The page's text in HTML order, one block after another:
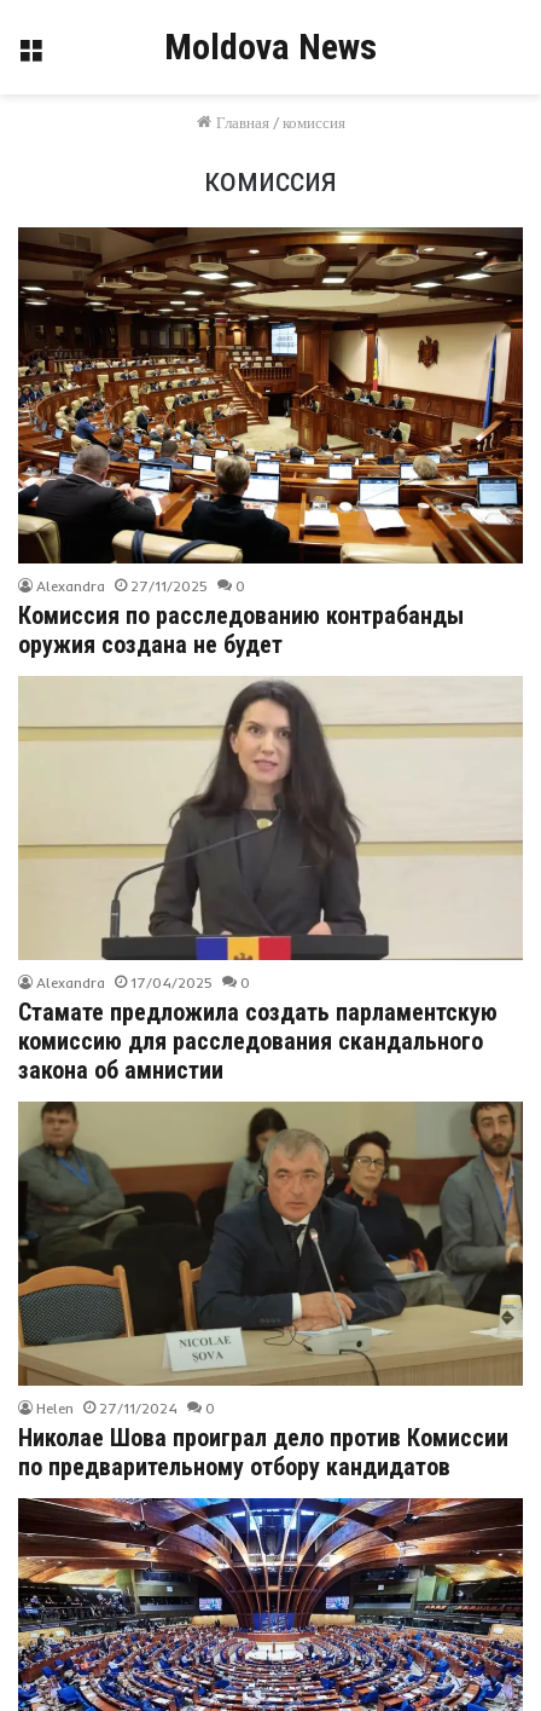
Меню Moldova News
Главная / комиссия
комиссия
Alexandra 27/11/2025 0
Комиссия по расследованию контрабанды
оружия создана не будет
Alexandra 17/04/2025 0
Стамате предложила создать парламентскую
комиссию для расследования скандального
закона об амнистии
Helen 27/11/2024 0
Николае Шова проиграл дело против Комиссии
по предварительному отбору кандидатов